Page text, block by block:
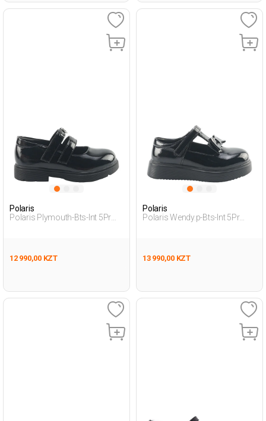
Polaris
Polaris Plymouth-Bts-Int 5Pr
12 990,00 KZT
Polaris
Polaris Wendy.p-Bts-Int 5Pr
13 990,00 KZT